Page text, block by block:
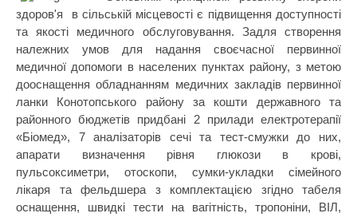
здоров'я
в сільській місцевості є підвищення доступності
та якості медичного обслуговування. Задля створення
належних умов для надання своєчасної первинної
медичної допомоги в населених пунктах району, з метою
дооснащення обладнанням медичних закладів первинної
ланки Конотопського району за кошти державного та
районного бюджетів придбані 2 прилади електротерапії
«Біомед», 7 аналізаторів сечі та тест-смужки до них,
апарати визначення рівня глюкози в крові,
пульсоксиметри, отоскопи, сумки-укладки сімейного
лікаря та фельдшера з комплектацією згідно табеля
оснащення, швидкі тести на вагітність, тропоніни, ВІЛ,